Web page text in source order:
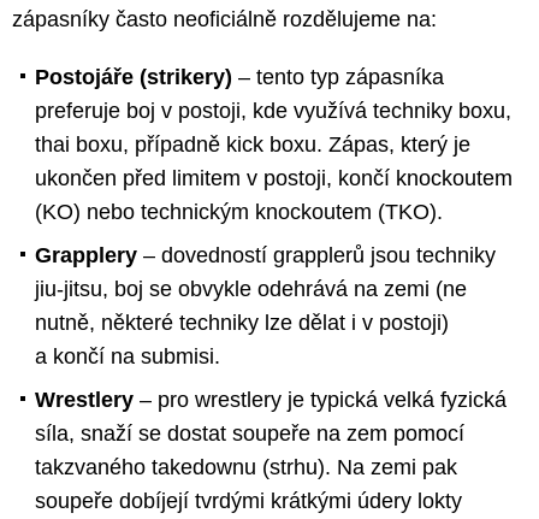
zápasníky často neoficiálně rozdělujeme na:
Postojáře (strikery) – tento typ zápasníka
preferuje boj v postoji, kde využívá techniky boxu,
thai boxu, případně kick boxu. Zápas, který je
ukončen před limitem v postoji, končí knockoutem
(KO) nebo technickým knockoutem (TKO).
Grapplery – dovedností grapplerů jsou techniky
jiu-jitsu, boj se obvykle odehrává na zemi (ne
nutně, některé techniky lze dělat i v postoji)
a končí na submisi.
Wrestlery – pro wrestlery je typická velká fyzická
síla, snaží se dostat soupeře na zem pomocí
takzvaného takedownu (strhu). Na zemi pak
soupeře dobíjejí tvrdými krátkými údery lokty